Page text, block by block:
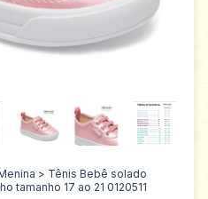
> Tênis Bebê solado
tamanho 17 ao 21 0120511